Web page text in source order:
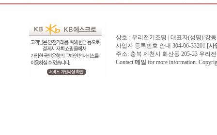
상호 : 우리전기조명 | 대표자(성명):강
사업자 등록번호 안내 304-06-33201 [사
주소: 충북 제천시 화산동 205-23 우리
Contact 메일 for more information.